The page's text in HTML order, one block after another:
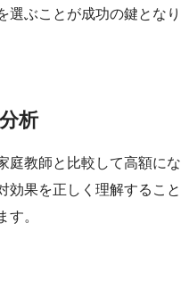
選ぶことが成功の鍵となり
析
庭教師と比較して高額にな
効果を正しく理解すること
す。